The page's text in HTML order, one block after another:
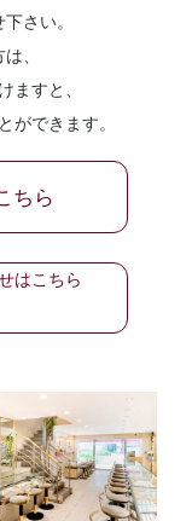
さい。
、
ますと、
ができます。
ちら
はこちら